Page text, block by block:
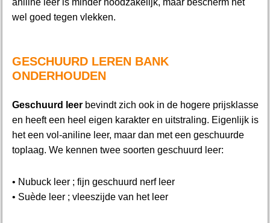
aniline leer is minder noodzakelijk, maar bescherm het
wel goed tegen vlekken.
GESCHUURD LEREN BANK
ONDERHOUDEN
Geschuurd leerbevindt zich ook in de hogere prijsklasse
en heeft een heel eigen karakter en uitstraling. Eigenlijk is
het een vol-aniline leer, maar dan met een geschuurde
toplaag. We kennen twee soorten geschuurd leer:
• Nubuck leer ; fijn geschuurd nerf leer
• Suède leer ; vleeszijde van het leer